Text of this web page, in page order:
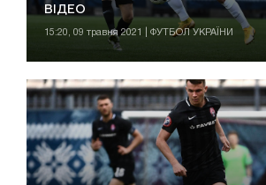
ВІДЕО
15:20, 09 травня 2021 | ФУТБОЛ УКРАЇНИ